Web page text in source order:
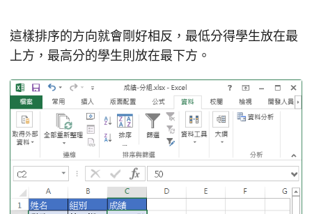
這樣排序的方向就會剛好相反，最低分得學生放在最
上方，最高分的學生則放在最下方。